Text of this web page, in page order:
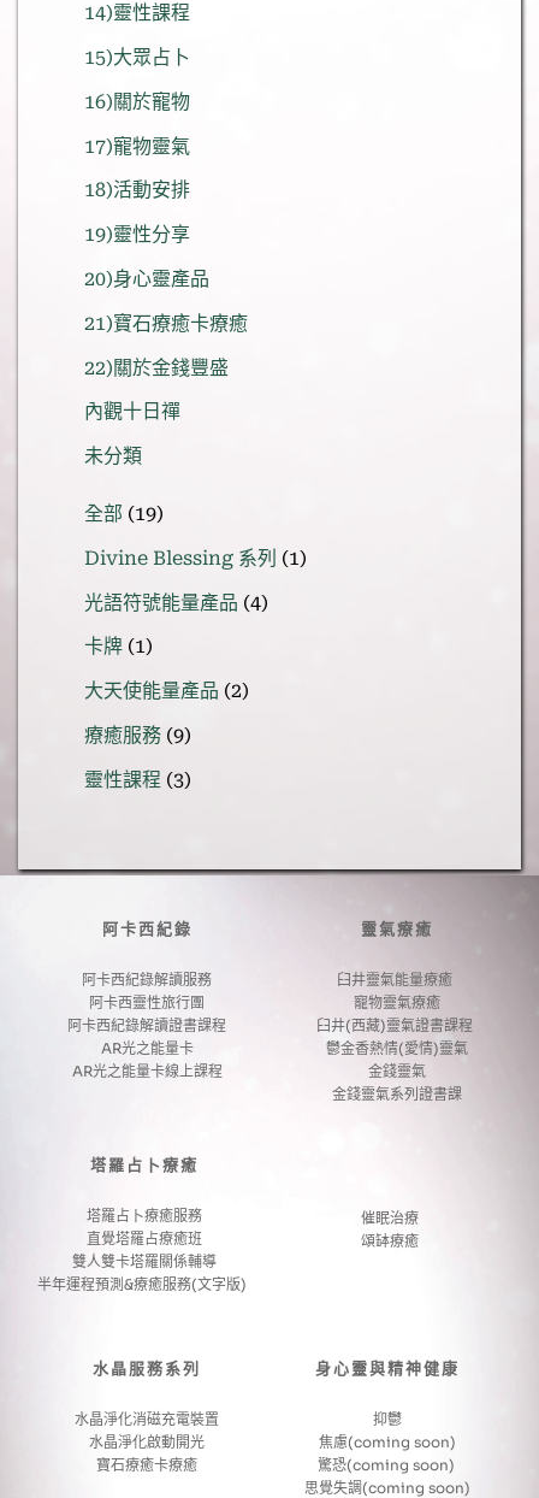
14)靈性課程
15)大眾占卜
16)關於寵物
17)寵物靈氣
18)活動安排
19)靈性分享
20)身心靈產品
21)寶石療癒卡療癒
22)關於金錢豐盛
內觀十日禪
未分類
全部 1919
產
品
Divine Blessing 系列 11
光語符號能量產品 44
卡牌 11
產
品
大天使能量產品 22
療癒服務 99
產
靈性課程 33
阿卡西紀錄
阿卡西紀錄解讀服務
阿卡西靈性旅行團
阿卡西紀錄解讀證書課程
AR光之能量卡
AR光之能量卡線上課程
靈氣療癒
臼井靈氣能量療癒
寵物靈氣療癒
臼井(西藏)靈氣證書課程
鬱金香熱情(愛情)靈氣
金錢靈氣
金錢靈氣系列證書課
塔羅占卜療癒
塔羅占卜療癒服務
直覺塔羅占療癒班
雙人雙卡塔羅關係輔導
半年運程預測&療癒服務(文字版)
催眠治療
頌缽療癒
水晶服務系列
水晶淨化消磁充電裝置
水晶淨化啟動開光
寶石療癒卡療癒
身心靈與精神健康
抑鬱
焦慮(coming soon)
驚恐(coming soon)
思覺失調(coming soon)